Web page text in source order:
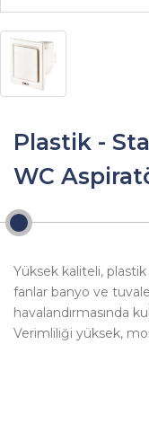
Plastik -
WC
Yüksek kaliteli,
fanlar banyo ve
havalandırmasında
Verimliliği yüksek,